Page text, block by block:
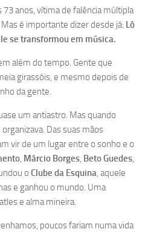
anos, vítima de falência múltipla
é importante dizer desde já: Lô
se transformou em música.
além do tempo. Gente que
girassóis, e mesmo depois de
da gente.
um antiastro. Mas quando
Das suas mãos
vir de um lugar entre o sonho e o
, Márcio Borges, Beto Guedes,
o Clube da Esquina, aquele
e ganhou o mundo. Uma
e alma mineira.
poucos fariam numa vida